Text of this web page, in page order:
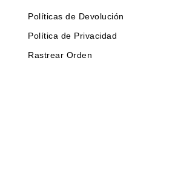
Políticas de Devolución
Política de Privacidad
Rastrear Orden